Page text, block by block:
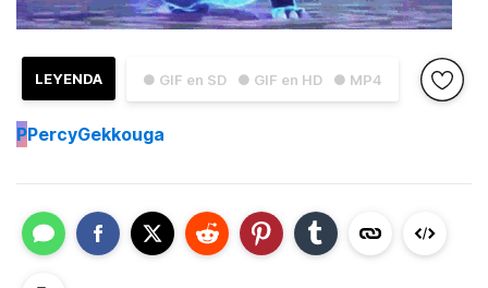
● GIF en SD ● GIF en HD ● MP4
LEYENDA
PPercyGekkouga